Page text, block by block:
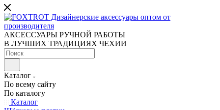
АКСЕССУАРЫ РУЧНОЙ РАБОТЫ
В ЛУЧШИХ ТРАДИЦИЯХ ЧЕХИИ
Каталог
По всему сайту
По каталогу
Каталог